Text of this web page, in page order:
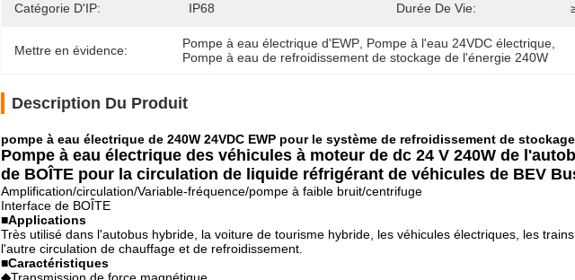
Catégorie D'IP: IP68 Durée De Vie:
Mettre en évidence: Pompe à eau électrique d'EWP Pompe à l'eau 24VDC électrique
Pompe à eau de refroidissement de stockage de l'énergie 240W
Description Du Produit
pompe à eau électrique de 240W 24VDC EWP pour le système de refroidissement de
Pompe à eau électrique des véhicules à moteur de dc 24 V 240W de
de BOÎTE pour la circulation de liquide réfrigérant de véhicules de BEV
Amplification/circulation/Variable-fréquence/pompe à faible bruit/centrifuge
Interface de BOÎTE
■Applications
Très utilisé dans l'autobus hybride, la voiture de tourisme hybride, les véhicules électriques, les
l'autre circulation de chauffage et de refroidissement.
■Caractéristiques